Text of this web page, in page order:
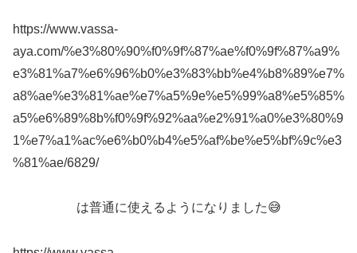
https://www.vassa-
aya.com/%e3%80%90%f0%9f%87%ae%f0%9f%87%a9%
e3%81%a7%e6%96%b0%e3%83%bb%e4%b8%89%e7%
a8%ae%e3%81%ae%e7%a5%9e%e5%99%a8%e5%85%
a5%e6%89%8b%f0%9f%92%aa%e2%91%a0%e3%80%9
1%e7%a1%ac%e6%b0%b4%e5%af%be%e5%bf%9c%e3
%81%ae/6829/
は普通に使えるようになりました😅